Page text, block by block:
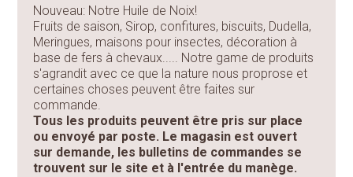
Nouveau: Notre Huile de Noix!
Fruits de saison, Sirop, confitures, biscuits, Dudella,
Meringues, maisons pour insectes, décoration à
base de fers à chevaux..... Notre game de produits
s'agrandit avec ce que la nature nous proprose et
certaines choses peuvent être faites sur
commande.
Tous les produits peuvent être pris sur place
ou envoyé par poste. Le magasin est ouvert
sur demande, les bulletins de commandes se
trouvent sur le site et à l'entrée du manège.